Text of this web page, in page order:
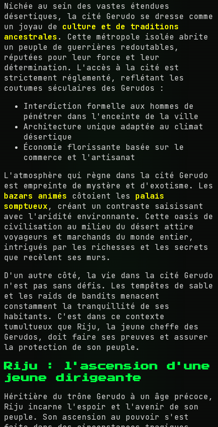
Nichée au sein des vastes étendues
désertiques, la cité Gerudo se dresse comme
un joyau de culture et de traditions
ancestrales . Cette métropole isolée abrite
un peuple de guerrières redoutables,
réputées pour leur force et leur
détermination. L'accès à la cité est
strictement réglementé, reflétant les
coutumes séculaires des Gerudos :
Interdiction formelle aux hommes de
pénétrer dans l'enceinte de la ville
Architecture unique adaptée au climat
désertique
Économie florissante basée sur le
commerce et l'artisanat
L'atmosphère qui règne dans la cité Gerudo
est empreinte de mystère et d'exotisme. Les
bazars animés côtoient les palais
somptueux, créant un contraste saisissant
avec l'aridité environnante. Cette oasis de
civilisation au milieu du désert attire
voyageurs et marchands du monde entier,
intrigués par les richesses et les secrets
que recèlent ses murs.
D'un autre côté, la vie dans la cité Gerudo
n'est pas sans défis. Les tempêtes de sable
et les raids de bandits menacent
constamment la tranquillité de ses
habitants. C'est dans ce contexte
tumultueux que Riju, la jeune cheffe des
Gerudos, doit faire ses preuves et assurer
la protection de son peuple.
Riju : l'ascension d'une
jeune dirigeante
Héritière du trône Gerudo à un âge précoce,
Riju incarne l'espoir et l'avenir de son
peuple. Son ascension au pouvoir s'est